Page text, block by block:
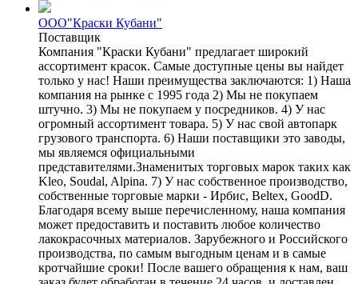
ООО"Краски Кубани"
Поставщик
Компания "Краски Кубани" предлагает широкий
ассортимент красок. Самые доступные цены вы найдет
только у нас! Наши преимущества заключаются: 1) Наша
компания на рынке с 1995 года 2) Мы не покупаем
штучно. 3) Мы не покупаем у посредников. 4) У нас
огромный ассортимент товара. 5) У нас свой автопарк
грузового транспорта. 6) Наши поставщики это заводы,
мы являемся официальными
представителями.Знаменитых торговых марок таких как
Kleo, Soudal, Alpina. 7) У нас собственное производство,
собственные торговые марки - Ирбис, Beltex, GoodD.
Благодаря всему выше перечисленному, наша компания
может предоставить и поставить любое количество
лакокрасочных материалов. Зарубежного и Российского
производства, по самым выгодным ценам и в самые
кротчайшие сроки! После вашего обращения к нам, ваш